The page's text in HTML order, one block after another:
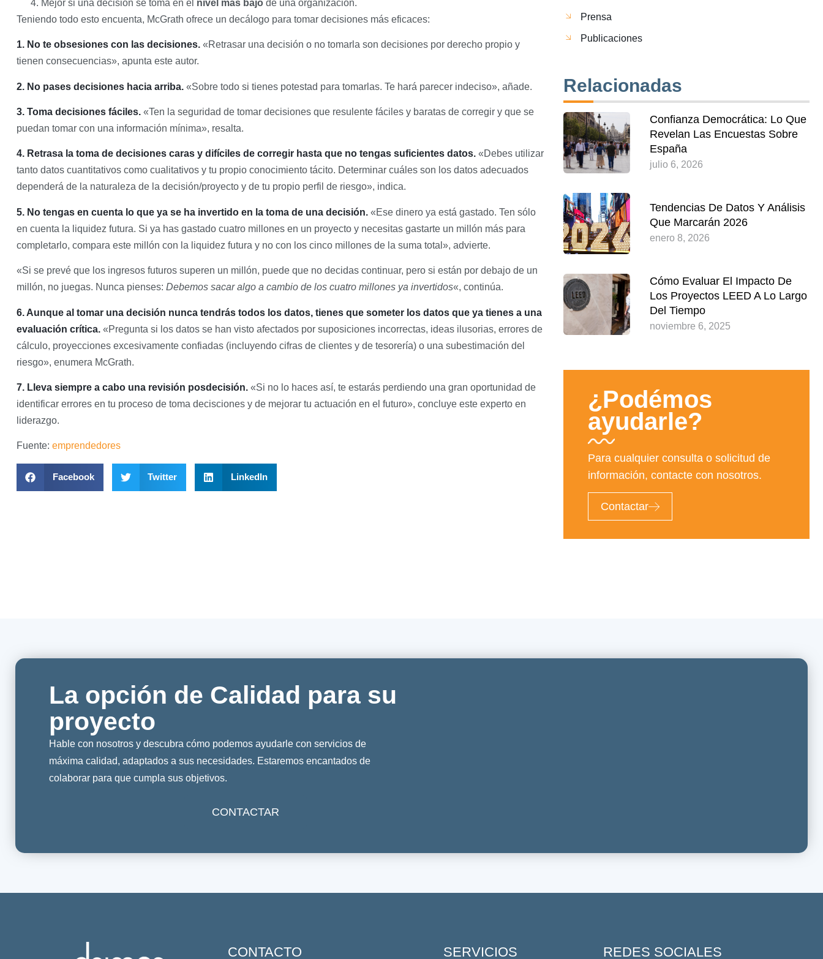
Mejor si una decisión se toma en el nivel más bajo de una organización.
Teniendo todo esto encuenta, McGrath ofrece un decálogo para tomar decisiones más eficaces:
1. No te obsesiones con las decisiones. «Retrasar una decisión o no tomarla son decisiones por derecho propio y
tienen consecuencias», apunta este autor.
2. No pases decisiones hacia arriba. «Sobre todo si tienes potestad para tomarlas. Te hará parecer indeciso», añade.
3. Toma decisiones fáciles. «Ten la seguridad de tomar decisiones que resulente fáciles y baratas de corregir y que se
puedan tomar con una información mínima», resalta.
4. Retrasa la toma de decisiones caras y difíciles de corregir hasta que no tengas suficientes datos. «Debes utilizar
tanto datos cuantitativos como cualitativos y tu propio conocimiento tácito. Determinar cuáles son los datos adecuados
dependerá de la naturaleza de la decisión/proyecto y de tu propio perfil de riesgo», indica.
5. No tengas en cuenta lo que ya se ha invertido en la toma de una decisión. «Ese dinero ya está gastado. Ten sólo
en cuenta la liquidez futura. Si ya has gastado cuatro millones en un proyecto y necesitas gastarte un millón más para
completarlo, compara este millón con la liquidez futura y no con los cinco millones de la suma total», advierte.
«Si se prevé que los ingresos futuros superen un millón, puede que no decidas continuar, pero si están por debajo de un
millón, no juegas. Nunca pienses: Debemos sacar algo a cambio de los cuatro millones ya invertidos«, continúa.
6. Aunque al tomar una decisión nunca tendrás todos los datos, tienes que someter los datos que ya tienes a una
evaluación crítica. «Pregunta si los datos se han visto afectados por suposiciones incorrectas, ideas ilusorias, errores de
cálculo, proyecciones excesivamente confiadas (incluyendo cifras de clientes y de tesorería) o una subestimación del
riesgo», enumera McGrath.
7. Lleva siempre a cabo una revisión posdecisión. «Si no lo haces así, te estarás perdiendo una gran oportunidad de
identificar errores en tu proceso de toma decisciones y de mejorar tu actuación en el futuro», concluye este experto en
liderazgo.
Fuente: emprendedores
Facebook Twitter LinkedIn
Prensa
Publicaciones
Relacionadas
Confianza Democrática: Lo Que
Revelan Las Encuestas Sobre
España
julio 6, 2026
Tendencias De Datos Y Análisis
Que Marcarán 2026
enero 8, 2026
Cómo Evaluar El Impacto De
Los Proyectos LEED A Lo Largo
Del Tiempo
noviembre 6, 2025
¿Podémos
ayudarle?
Para cualquier consulta o solicitud de
información, contacte con nosotros.
Contactar
La opción de Calidad para su
proyecto
Hable con nosotros y descubra cómo podemos ayudarle con servicios de
máxima calidad, adaptados a sus necesidades. Estaremos encantados de
colaborar para que cumpla sus objetivos.
CONTACTAR
CONTACTO SERVICIOS REDES SOCIALES